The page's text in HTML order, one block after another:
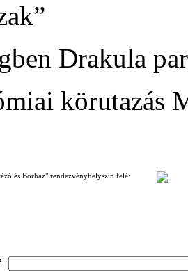
Drakula
körutazás
és Borház" rendezvényhelyszín felé: